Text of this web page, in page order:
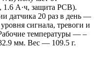
1.6 А·ч, защита PCB).
датчика 20 раз в день —
сигнала, тревоги и
температуры — –
мм. Вес — 109.5 г.